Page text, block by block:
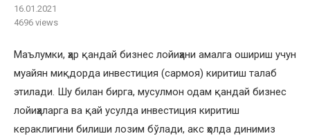
16.01.2021
4696 views
Маълумки, ҳар қандай бизнес лойиҳани амалга ошириш учун
муайян миқдорда инвестиция (сармоя) киритиш талаб
этилади. Шу билан бирга, мусулмон одам қандай бизнес
лойиҳаларга ва қай усулда инвестиция киритиш
кераклигини билиши лозим бўлади, акс ҳолда динимиз